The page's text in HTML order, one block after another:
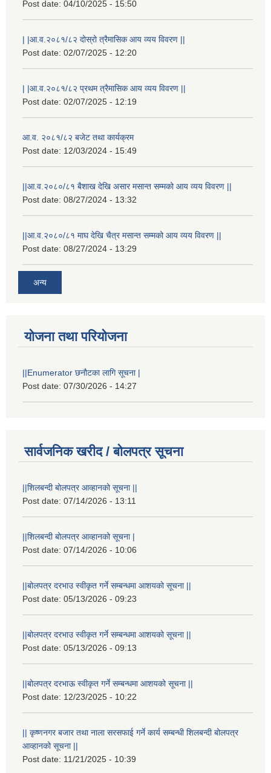
Post date: 04/10/2025 - 15:50
| |आ.व.२०८१/८२ दोस्रो त्रैमासिक आय व्यय विवरण ||
Post date: 02/07/2025 - 12:20
| |आ.व.२०८१/८२ प्रथम त्रैमासिक आय व्यय विवरण ||
Post date: 02/07/2025 - 12:19
आ.व. २०८१/८२ बजेट तथा कार्यक्रम
Post date: 12/03/2024 - 15:49
||आ.व.२०८०/८१ बैशाख देखि असार मसान्त सम्मको आय व्यय विवरण ||
Post date: 08/27/2024 - 13:32
||आ.व.२०८०/८१ माघ देखि चैत्र मसान्त सम्मको आय व्यय विवरण ||
Post date: 08/27/2024 - 13:29
अन्य
योजना तथा परियोजना
||Enumerator छनौटका लागि सूचना |
Post date: 07/30/2026 - 14:27
सार्वजनिक खरीद / बोलपत्र सूचना
||शिलबन्दी बोलपत्र आव्हानको सूचना ||
Post date: 07/14/2026 - 13:11
||शिलबन्दी बोलपत्र आव्हानको सूचना |
Post date: 07/14/2026 - 10:06
||बोलपत्र दरभाउ स्वीकृत गर्ने सम्बन्धमा आशयको सूचना ||
Post date: 05/13/2026 - 09:23
||बोलपत्र दरभाउ स्वीकृत गर्ने सम्बन्धमा आशयको सूचना ||
Post date: 05/13/2026 - 09:13
||बोलपत्र दरभाऊ स्वीकृत गर्ने सम्बन्धमा आशयको सूचना ||
Post date: 12/23/2025 - 10:22
|| कृष्णनगर बजार तथा नाला सरसफाई गर्ने कार्य सम्बन्धी शिलबन्दी बोलपत्र
आव्हानको सूचना ||
Post date: 11/21/2025 - 10:39